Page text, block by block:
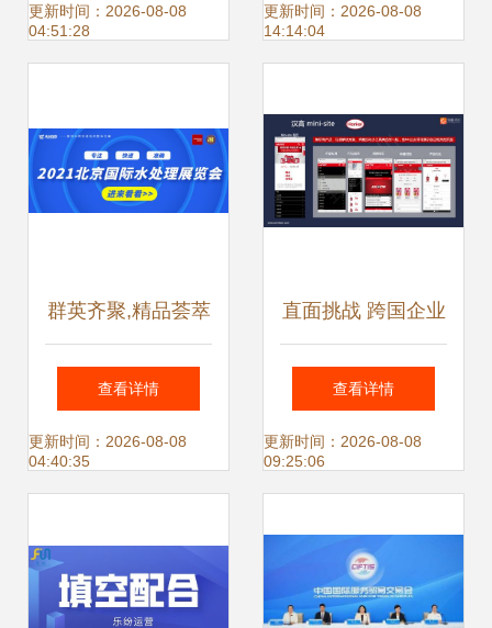
如何做出好效果？
更新时间：2026-08-08
04:51:28
务能力培训精品课
更新时间：2026-08-08
14:14:04
群英齐聚,精品荟萃
丨2021北京国际水
展 天尔仪器期待您
查看详情
更新时间：2026-08-08
04:40:35
直面挑战 跨国企业
私域流量的集中式
管理创新——基于
中小企业网站推广
查看详情
更新时间：2026-08-08
09:25:06